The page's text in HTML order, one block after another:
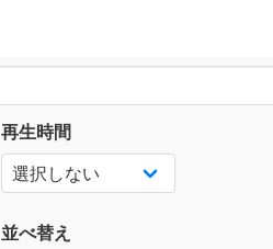
再生時間
並べ替え